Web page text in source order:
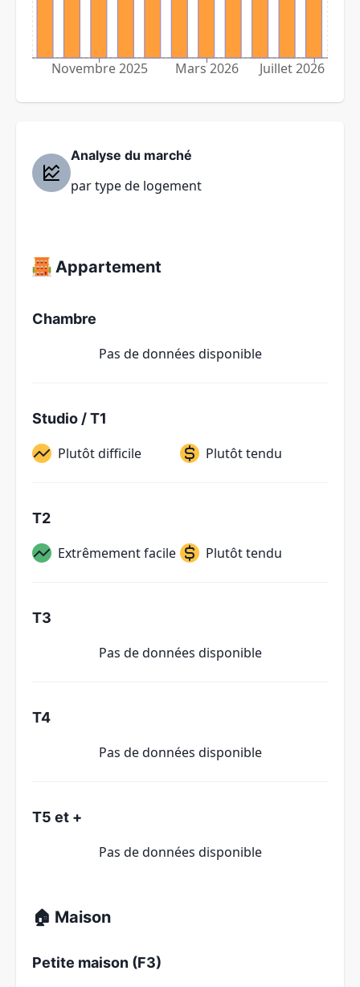
Novembre 2025 Mars 2026 Juillet 2026
Analyse du marché
par type de logement
Appartement
Chambre
Pas de données disponible
Studio / T1
Plutôt difficile Plutôt tendu
T2
Extrêmement facile Plutôt tendu
T3
Pas de données disponible
T4
Pas de données disponible
T5 et +
Pas de données disponible
🏠 Maison
Petite maison (F3)